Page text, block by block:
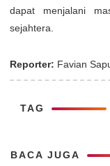
dapat menjalani
sejahtera.
Reporter: Favian
TAG
BACA JUGA